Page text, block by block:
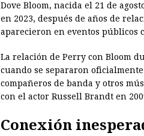
Dove Bloom, nacida el 21 de
en 2023, después de años de
aparecieron en eventos públicos
La relación de Perry con Bloom
cuando se separaron
compañeros de banda y otros
con el actor Russell Brandt en
Conexión